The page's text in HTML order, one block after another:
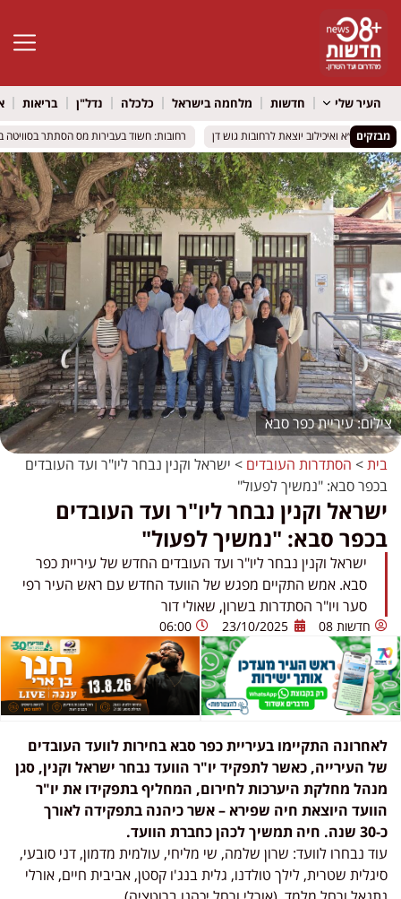
פתח
העיר שלי חדשות מלחמה בישראל כלכלה נדל"ן בריאות
מבזקים
של מד״א ואיכילוב יוצאת לרחובות גוש דן
של מד״א ואיכילוב יוצאת לרחובות גוש דן רחובות: חשוד בעבירות מס הסתתר בסוויטה
רחובות: חשוד בעבירות מס הסתתר בסוויטה
עיריית כפר סבא
בית> הסתדרות העובדים > ישראל וקנין נבחר ליו"ר ועד העובדים
בכפר סבא: "נמשיך לפעול"
ישראל וקנין נבחר ליו"ר ועד העובדים
בכפר סבא: "נמשיך לפעול"
ישראל וקנין נבחר ליו"ר ועד העובדים החדש של עיריית כפר
סבא. אמש התקיים מפגש של הוועד החדש עם ראש העיר רפי
סער ויו"ר הסתדרות בשרון, שאולי דור
חדשות 08 23/10/2025
06:00
לאחרונה התקיימו בעיריית כפר סבא בחירות לוועד העובדים
של העירייה, כאשר לתפקיד יו"ר הוועד נבחר ישראל וקנין, סגן
מנהל מחלקת היערכות לחירום, המחליף בתפקידו את יו"ר
הוועד היוצאת חיה שפירא – אשר כיהנה בתפקידה לאורך
כ-30 שנה. חיה תמשיך לכהן כחברת הוועד.
עוד נבחרו לוועד: שרון שלמה, שי מליחי, עולמית מדמון, דני סובעי,
סיגלית שטרית, לילך טולדנו, גלית בנג'ו קסטן, אביבית חיים, אורלי